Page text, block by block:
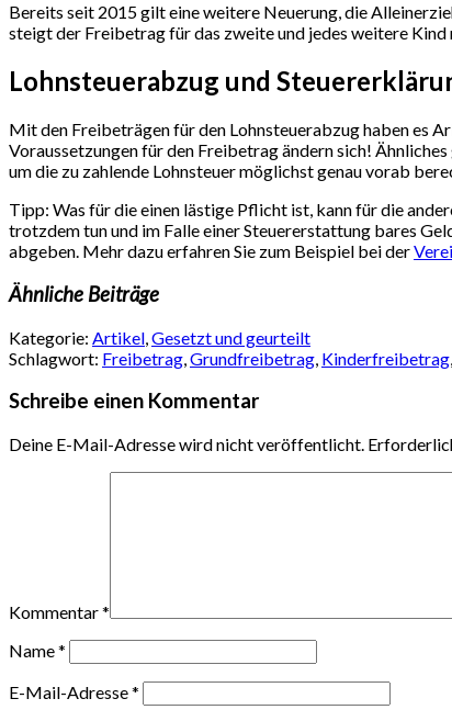
Bereits seit 2015 gilt eine weitere Neuerung, die
steigt der Freibetrag für das zweite und jedes weitere Kind
Lohnsteuerabzug und
Mit den Freibeträgen für den Lohnsteuerabzug haben es
Voraussetzungen für den Freibetrag ändern sich!
um die zu zahlende Lohnsteuer möglichst genau vorab
Tipp: Was für die einen lästige Pflicht ist, kann für die
trotzdem tun und im Falle einer Steuererstattung bares
abgeben. Mehr dazu erfahren Sie zum Beispiel bei der
Ähnliche Beiträge
Kategorie: Artikel Gesetzt und geurteilt
Schlagwort: Freibetrag Grundfreibetrag Kinderfreibetrag
Schreibe einen Kommentar
Deine E-Mail-Adresse wird nicht veröffentlicht.
Kommentar*
Name*
E-Mail-Adresse*